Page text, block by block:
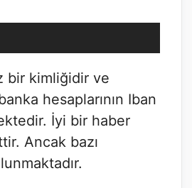
bir kimliğidir ve
hesaplarının Iban
İyi bir haber
Ancak bazı